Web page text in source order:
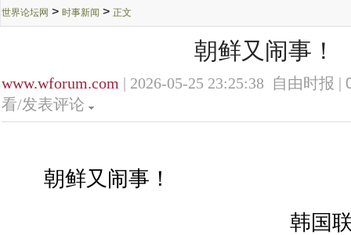
世界论坛网 > 时事新闻 > 正文
朝鲜又闹事！
www.wforum.com | 2026-05-25 23:25:38 自由时报 |
看/发表评论
朝鲜又闹事！
韩国联